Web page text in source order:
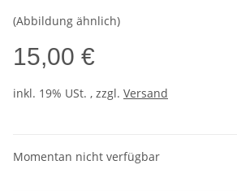
(Abbildung ähnlich)
15,00 €
inkl. 19% USt. , zzgl. Versand
Momentan nicht verfügbar